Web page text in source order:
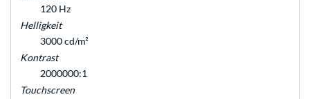
120 Hz
Helligkeit
3000 cd/m²
Kontrast
2000000:1
Touchscreen